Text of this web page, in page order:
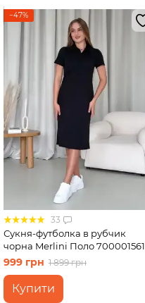
−47%
33
Сукня-футболка в рубчик
чорна Merlini Поло 700001561
розмір L-XL
999 грн 1 899 грн
Купити